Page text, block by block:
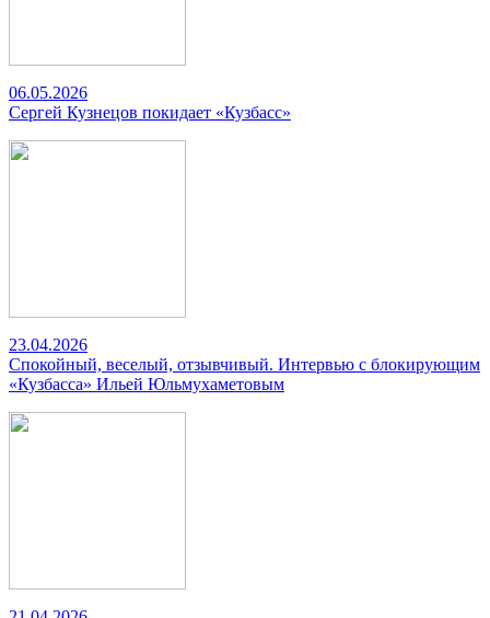
06.05.2026
Сергей Кузнецов покидает «Кузбасс»
23.04.2026
Спокойный, веселый, отзывчивый. Интервью с блокирующим
«Кузбасса» Ильей Юльмухаметовым